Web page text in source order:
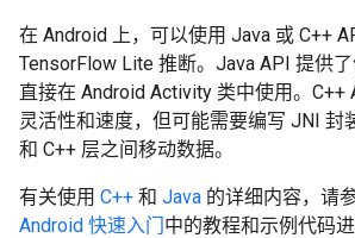
在 Android 上，可以使用 Java 或 C++
TensorFlow Lite 推断。Java API 提供
直接在 Android Activity 类中使用。C++
灵活性和速度，但可能需要编写 JNI 封
和 C++ 层之间移动数据。
有关使用 C++ 和 Java 的详细内容，请
Android 快速入门中的教程和示例代码进